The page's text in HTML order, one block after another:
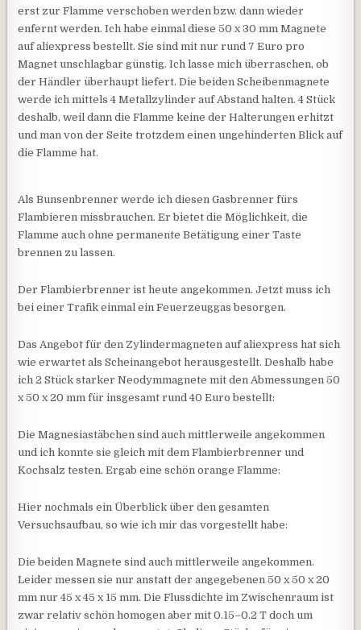
erst zur Flamme verschoben werden bzw. dann wieder
enfernt werden. Ich habe einmal diese 50 x 30 mm Magnete
auf aliexpress bestellt. Sie sind mit nur rund 7 Euro pro
Magnet unschlagbar günstig. Ich lasse mich überraschen, ob
der Händler überhaupt liefert. Die beiden Scheibenmagnete
werde ich mittels 4 Metallzylinder auf Abstand halten. 4 Stück
deshalb, weil dann die Flamme keine der Halterungen erhitzt
und man von der Seite trotzdem einen ungehinderten Blick auf
die Flamme hat.
Als Bunsenbrenner werde ich diesen Gasbrenner fürs
Flambieren missbrauchen. Er bietet die Möglichkeit, die
Flamme auch ohne permanente Betätigung einer Taste
brennen zu lassen.
Der Flambierbrenner ist heute angekommen. Jetzt muss ich
bei einer Trafik einmal ein Feuerzeuggas besorgen.
Das Angebot für den Zylindermagneten auf aliexpress hat sich
wie erwartet als Scheinangebot herausgestellt. Deshalb habe
ich 2 Stück starker Neodymmagnete mit den Abmessungen 50
x 50 x 20 mm für insgesamt rund 40 Euro bestellt:
Die Magnesiastäbchen sind auch mittlerweile angekommen
und ich konnte sie gleich mit dem Flambierbrenner und
Kochsalz testen. Ergab eine schön orange Flamme:
Hier nochmals ein Überblick über den gesamten
Versuchsaufbau, so wie ich mir das vorgestellt habe:
Die beiden Magnete sind auch mittlerweile angekommen.
Leider messen sie nur anstatt der angegebenen 50 x 50 x 20
mm nur 45 x 45 x 15 mm. Die Flussdichte im Zwischenraum ist
zwar relativ schön homogen aber mit 0.15–0.2 T doch um